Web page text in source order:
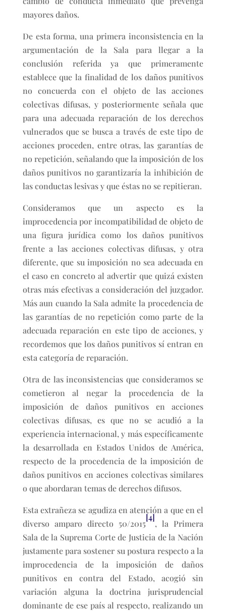
mayores daños.
De esta forma, una primera inconsistencia en la
argumentación de la Sala para llegar a la
conclusión referida ya que primeramente
establece que la finalidad de los daños punitivos
no concuerda con el objeto de las acciones
colectivas difusas, y posteriormente señala que
para una adecuada reparación de los derechos
vulnerados que se busca a través de este tipo de
acciones proceden, entre otras, las garantías de
no repetición, señalando que la imposición de los
daños punitivos no garantizaría la inhibición de
las conductas lesivas y que éstas no se repitieran.
Consideramos que un aspecto es la
improcedencia por incompatibilidad de objeto de
una figura jurídica como los daños punitivos
frente a las acciones colectivas difusas, y otra
diferente, que su imposición no sea adecuada en
el caso en concreto al advertir que quizá existen
otras más efectivas a consideración del juzgador.
Más aun cuando la Sala admite la procedencia de
las garantías de no repetición como parte de la
adecuada reparación en este tipo de acciones, y
recordemos que los daños punitivos sí entran en
esta categoría de reparación.
Otra de las inconsistencias que consideramos se
cometieron al negar la procedencia de la
imposición de daños punitivos en acciones
colectivas difusas, es que no se acudió a la
experiencia internacional, y más específicamente
la desarrollada en Estados Unidos de América,
respecto de la procedencia de la imposición de
daños punitivos en acciones colectivas similares
o que abordaran temas de derechos difusos.
Esta extrañeza se agudiza en atención a que en el
diverso amparo directo 50/2015
[4]
, la Primera
Sala de la Suprema Corte de Justicia de la Nación
justamente para sostener su postura respecto a la
improcedencia de la imposición de daños
punitivos en contra del Estado, acogió sin
variación alguna la doctrina jurisprudencial
dominante de ese país al respecto, realizando un